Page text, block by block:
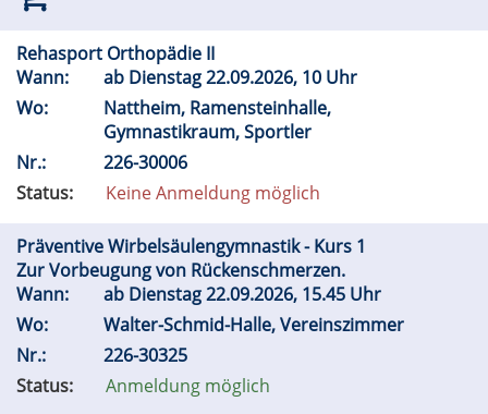
Rehasport Orthopädie II
Wann:
ab Dienstag 22.09.2026, 10 Uhr
Wo:
Nattheim, Ramensteinhalle,
Gymnastikraum, Sportler
Nr.:
226-30006
Status:
Keine Anmeldung möglich
Präventive Wirbelsäulengymnastik - Kurs 1
Zur Vorbeugung von Rückenschmerzen.
Wann:
ab Dienstag 22.09.2026, 15.45 Uhr
Wo:
Walter-Schmid-Halle, Vereinszimmer
Nr.:
226-30325
Status:
Anmeldung möglich